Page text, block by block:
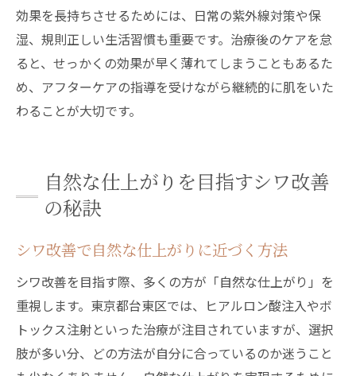
効果を長持ちさせるためには、日常の紫外線対策や保
湿、規則正しい生活習慣も重要です。治療後のケアを怠
ると、せっかくの効果が早く薄れてしまうこともあるた
め、アフターケアの指導を受けながら継続的に肌をいた
わることが大切です。
自然な仕上がりを目指すシワ改善
の秘訣
シワ改善で自然な仕上がりに近づく方法
シワ改善を目指す際、多くの方が「自然な仕上がり」を
重視します。東京都台東区では、ヒアルロン酸注入やボ
トックス注射といった治療が注目されていますが、選択
肢が多い分、どの方法が自分に合っているのか迷うこと